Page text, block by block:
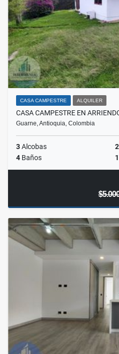
CASA CAMPESTRE ALQUILER
CASA CAMPESTRE EN
Guarne, Antioquia, Colombia
3Alcobas 2
4 Baños